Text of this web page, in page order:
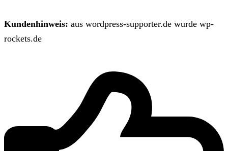
Kundenhinweis: aus wordpress-supporter.de wurde wp-
rockets.de